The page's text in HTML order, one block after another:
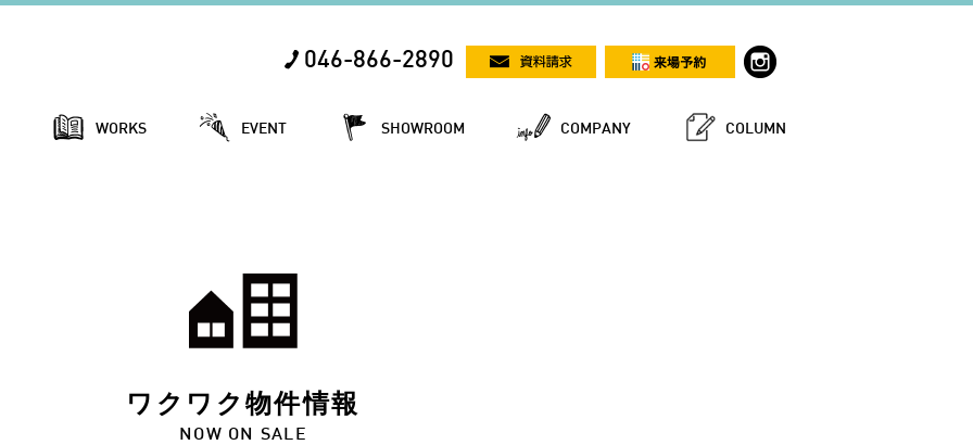
046-866-2890
WORKS EVENT SHOWROOM COMPANY COLUMN
ワクワク物件情報
NOW ON SALE